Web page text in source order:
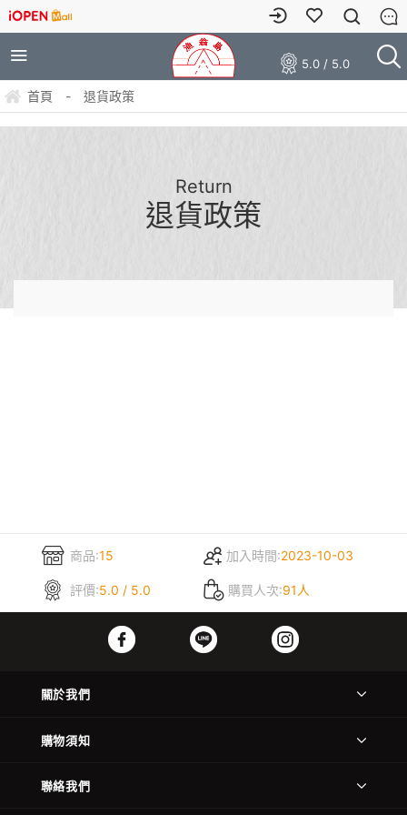
5.0 / 5.0
首頁 - 退貨政策
Return
退貨政策
商品:15 加入時間:2023-10-03
評價:5.0 / 5.0 購買人次:91人
關於我們
購物須知
聯絡我們